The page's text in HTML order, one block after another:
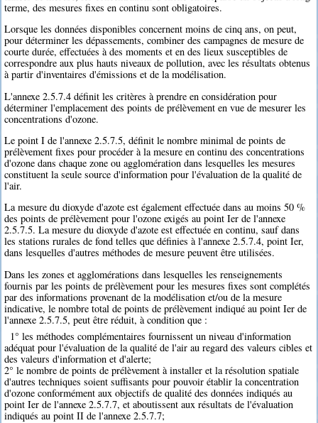
terme, des mesures fixes en continu sont obligatoires.
Lorsque les données disponibles concernent moins de cinq ans, on peut,
pour déterminer les dépassements, combiner des campagnes de mesure de
courte durée, effectuées à des moments et en des lieux susceptibles de
correspondre aux plus hauts niveaux de pollution, avec les résultats obtenus
à partir d'inventaires d'émissions et de la modélisation.
L'annexe 2.5.7.4 définit les critères à prendre en considération pour
déterminer l'emplacement des points de prélèvement en vue de mesurer les
concentrations d'ozone.
Le point I de l'annexe 2.5.7.5, définit le nombre minimal de points de
prélèvement fixes pour procéder à la mesure en continu des concentrations
d'ozone dans chaque zone ou agglomération dans lesquelles les mesures
constituent la seule source d'information pour l'évaluation de la qualité de
l'air.
La mesure du dioxyde d'azote est également effectuée dans au moins 50 %
des points de prélèvement pour l'ozone exigés au point Ier de l'annexe
2.5.7.5. La mesure du dioxyde d'azote est effectuée en continu, sauf dans
les stations rurales de fond telles que définies à l'annexe 2.5.7.4, point Ier,
dans lesquelles d'autres méthodes de mesure peuvent être utilisées.
Dans les zones et agglomérations dans lesquelles les renseignements
fournis par les points de prélèvement pour les mesures fixes sont complétés
par des informations provenant de la modélisation et/ou de la mesure
indicative, le nombre total de points de prélèvement indiqué au point Ier de
l'annexe 2.5.7.5, peut être réduit, à condition que :
1° les méthodes complémentaires fournissent un niveau d'information
adéquat pour l'évaluation de la qualité de l'air au regard des valeurs cibles et
des valeurs d'information et d'alerte;
2° le nombre de points de prélèvement à installer et la résolution spatiale
d'autres techniques soient suffisants pour pouvoir établir la concentration
d'ozone conformément aux objectifs de qualité des données indiqués au
point Ier de l'annexe 2.5.7.7, et aboutissent aux résultats de l'évaluation
indiqués au point II de l'annexe 2.5.7.7;